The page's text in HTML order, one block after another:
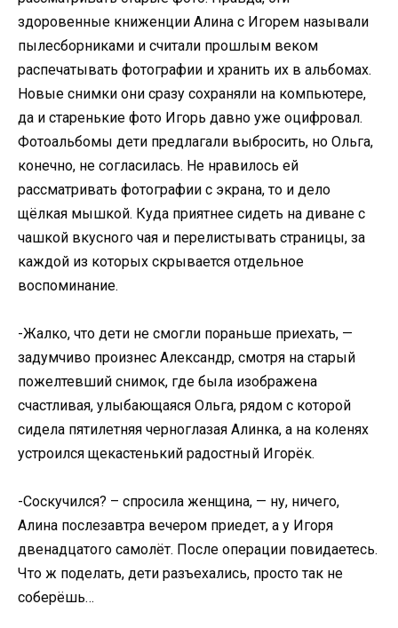
здоровенные книженции Алина с Игорем называли
пылесборниками и считали прошлым веком
распечатывать фотографии и хранить их в альбомах.
Новые снимки они сразу сохраняли на компьютере,
да и старенькие фото Игорь давно уже оцифровал.
Фотоальбомы дети предлагали выбросить, но Ольга,
конечно, не согласилась. Не нравилось ей
рассматривать фотографии с экрана, то и дело
щёлкая мышкой. Куда приятнее сидеть на диване с
чашкой вкусного чая и перелистывать страницы, за
каждой из которых скрывается отдельное
воспоминание.
-Жалко, что дети не смогли пораньше приехать, —
задумчиво произнес Александр, смотря на старый
пожелтевший снимок, где была изображена
счастливая, улыбающаяся Ольга, рядом с которой
сидела пятилетняя черноглазая Алинка, а на коленях
устроился щекастенький радостный Игорёк.
-Соскучился? – спросила женщина, — ну, ничего,
Алина послезавтра вечером приедет, а у Игоря
двенадцатого самолёт. После операции повидаетесь.
Что ж поделать, дети разъехались, просто так не
соберёшь…